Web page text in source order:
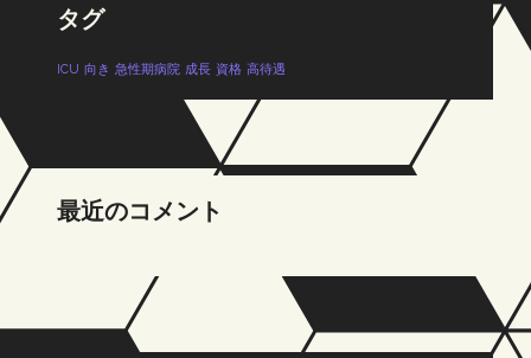
タグ
ICU 向き 急性期病院 成長 資格 高待遇
最近のコメント